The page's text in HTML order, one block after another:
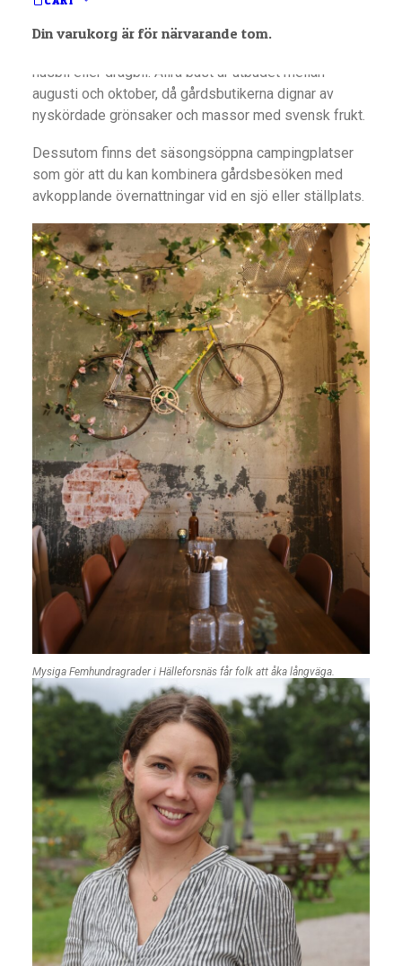
Din varukorg är för närvarande tom.
Under sensommaren och en bra bit in på höstkanten
husbil eller dragbil. Allra bäst är utbudet mellan
augusti och oktober, då gårdsbutikerna dignar av
nyskördade grönsaker och massor med svensk frukt.
Dessutom finns det säsongsöppna campingplatser
som gör att du kan kombinera gårdsbesöken med
avkopplande övernattningar vid en sjö eller ställplats.
Mysiga Femhundragrader i Hälleforsnäs får folk att åka långväga.